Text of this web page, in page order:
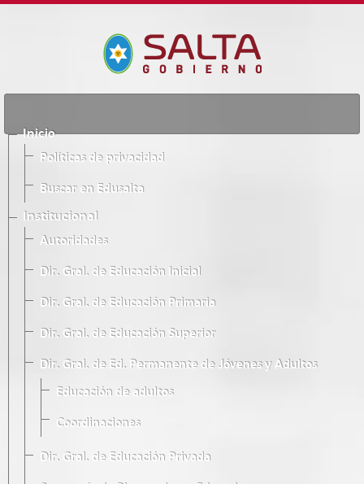
Inicio
Políticas de privacidad
Buscar en Edusalta
Institucional
Autoridades
Dir. Gral. de Educación Inicial
Dir. Gral. de Educación Primaria
Dir. Gral. de Educación Superior
Dir. Gral. de Ed. Permanente de Jóvenes y Adultos
Educación de adultos
Coordinaciones
Dir. Gral. de Educación Privada